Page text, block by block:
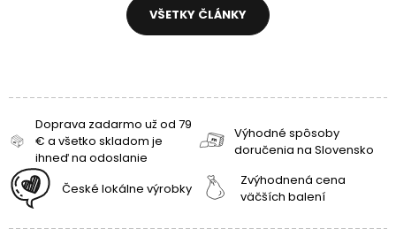
VŠETKY ČLÁNKY
Doprava zadarmo už od 79
€ a všetko skladom je
ihneď na odoslanie
Výhodné spôsoby
doručenia na Slovensko
České lokálne výrobky
Zvýhodnená cena
väčších balení